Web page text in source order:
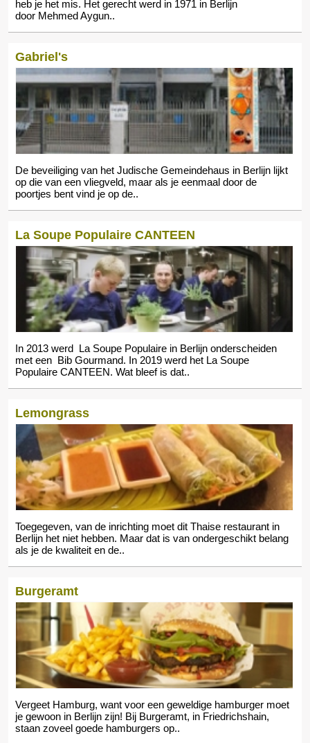
heb je het mis. Het gerecht werd in 1971 in Berlijn
door Mehmed Aygun..
Gabriel's
De beveiliging van het Judische Gemeindehaus in Berlijn lijkt
op die van een vliegveld, maar als je eenmaal door de
poortjes bent vind je op de..
La Soupe Populaire CANTEEN
In 2013 werd La Soupe Populaire in Berlijn onderscheiden
met een Bib Gourmand. In 2019 werd het La Soupe
Populaire CANTEEN. Wat bleef is dat..
Lemongrass
Toegegeven, van de inrichting moet dit Thaise restaurant in
Berlijn het niet hebben. Maar dat is van ondergeschikt belang
als je de kwaliteit en de..
Burgeramt
Vergeet Hamburg, want voor een geweldige hamburger moet
je gewoon in Berlijn zijn! Bij Burgeramt, in Friedrichshain,
staan zoveel goede hamburgers op..